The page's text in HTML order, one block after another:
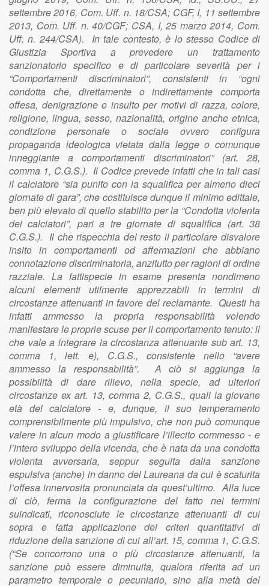
settembre 2016, Com. Uff. n. 18/CSA; CGF, I, 11 settembre
2013, Com. Uff. n. 40/CGF; CSA, I, 25 marzo 2014, Com.
Uff. n. 244/CSA). In tale contesto, è lo stesso Codice di
Giustizia Sportiva a prevedere un trattamento
sanzionatorio specifico e di particolare severità per i
“Comportamenti discriminatori”, consistenti in “ogni
condotta che, direttamente o indirettamente comporta
offesa, denigrazione o insulto per motivi di razza, colore,
religione, lingua, sesso, nazionalità, origine anche etnica,
condizione personale o sociale ovvero configura
propaganda ideologica vietata dalla legge o comunque
inneggiante a comportamenti discriminatori” (art. 28,
comma 1, C.G.S.). Il Codice prevede infatti che in tali casi
il calciatore “sia punito con la squalifica per almeno dieci
giornate di gara”, che costituisce dunque il minimo edittale,
ben più elevato di quello stabilito per la “Condotta violenta
dei calciatori”, pari a tre giornate di squalifica (art. 38
C.G.S.). Il che rispecchia del resto il particolare disvalore
insito in comportamenti od affermazioni che abbiano
connotazione discriminatoria, anzitutto per ragioni di ordine
razziale. La fattispecie in esame presenta nondimeno
alcuni elementi utilmente apprezzabili in termini di
circostanze attenuanti in favore del reclamante. Questi ha
infatti ammesso la propria responsabilità volendo
manifestare le proprie scuse per il comportamento tenuto: il
che vale a integrare la circostanza attenuante sub art. 13,
comma 1, lett. e), C.G.S., consistente nello “avere
ammesso la responsabilità”. A ciò si aggiunga la
possibilità di dare rilievo, nella specie, ad ulteriori
circostanze ex art. 13, comma 2, C.G.S., quali la giovane
età del calciatore - e, dunque, il suo temperamento
comprensibilmente più impulsivo, che non può comunque
valere in alcun modo a giustificare l’illecito commesso - e
l’intero sviluppo della vicenda, che è nata da una condotta
violenta avversaria, seppur seguita dalla sanzione
espulsiva (anche) in danno del Laureana da cui è scaturita
l’offesa innervosita pronunciata da quest’ultimo. Alla luce
di ciò, ferma la configurazione del fatto nei termini
suindicati, riconosciute le circostanze attenuanti di cui
sopra e fatta applicazione dei criteri quantitativi di
riduzione della sanzione di cui all’art. 15, comma 1, C.G.S.
(“Se concorrono una o più circostanze attenuanti, la
sanzione può essere diminuita, qualora riferita ad un
parametro temporale o pecuniario, sino alla metà del